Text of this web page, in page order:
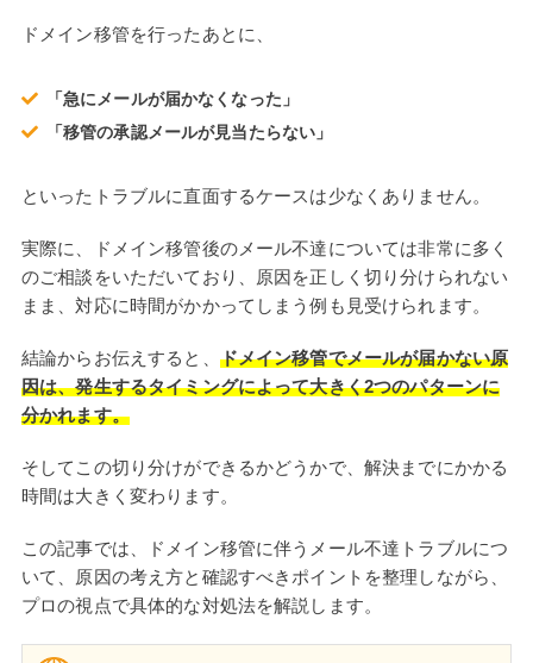
ドメイン移管を行ったあとに、
「急にメールが届かなくなった」
「移管の承認メールが見当たらない」
といったトラブルに直面するケースは少なくありません。
実際に、ドメイン移管後のメール不達については非常に多く
のご相談をいただいており、原因を正しく切り分けられない
まま、対応に時間がかかってしまう例も見受けられます。
結論からお伝えすると、 ドメイン移管でメールが届かない原
因は、発生するタイミングによって大きく2つのパターンに
分かれます。
そしてこの切り分けができるかどうかで、解決までにかかる
時間は大きく変わります。
この記事では、ドメイン移管に伴うメール不達トラブルにつ
いて、原因の考え方と確認すべきポイントを整理しながら、
プロの視点で具体的な対処法を解説します。